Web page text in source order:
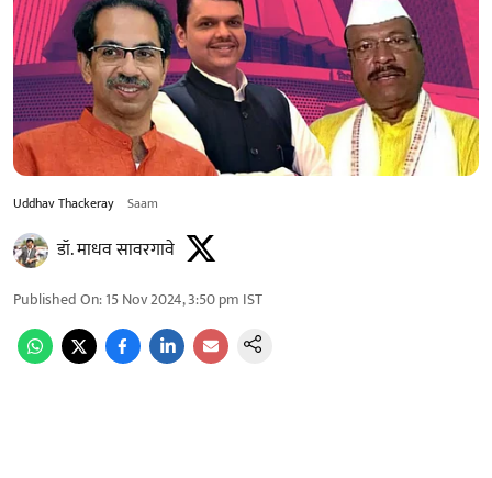
Uddhav Thackeray Saam
डॉ. माधव सावरगावे
Published On:15 Nov 2024, 3:50 pm IST